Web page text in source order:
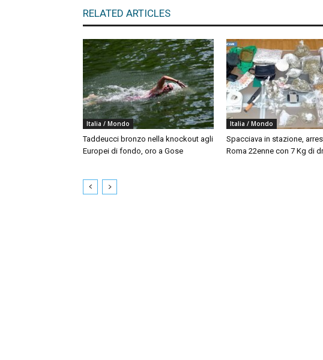
RELATED ARTICLES
Italia / Mondo
Taddeucci bronzo nella knockout agli
Europei di fondo, oro a Gose
Italia / Mondo
Spacciava in stazione,
Roma 22enne con 7 Kg di